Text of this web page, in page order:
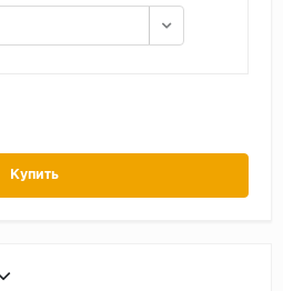
Купить